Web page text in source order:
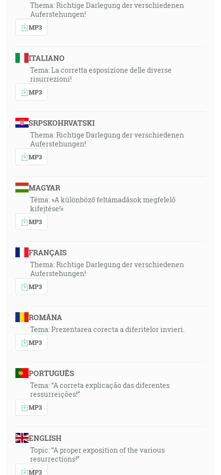
Thema: Richtige Darlegung der verschiedenen
Auferstehungen!
MP3
ITALIANO
Tema: La corretta esposizione delle diverse
risurrezioni!
MP3
SRPSKOHRVATSKI
Thema: Richtige Darlegung der verschiedenen
Auferstehungen!
MP3
MAGYAR
Téma: »A különböző feltámadások megfelelő
kifejtése!«
MP3
FRANÇAIS
Thema: Richtige Darlegung der verschiedenen
Auferstehungen!
MP3
ROMÂNA
Tema: Prezentarea corecta a diferitelor invieri.
MP3
PORTUGUÊS
Tema: “A correta explicação das diferentes
ressurreições!”
MP3
ENGLISH
Topic: “A proper exposition of the various
resurrections!”
MP3